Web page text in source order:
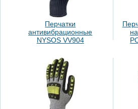
Перчатки
антивибрационные
NYSOS VV904